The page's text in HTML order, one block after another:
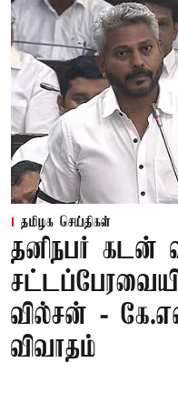
தமிழக செய்திகள்
தனிநபர் கடன்
வில்சன் -
விவாதம்